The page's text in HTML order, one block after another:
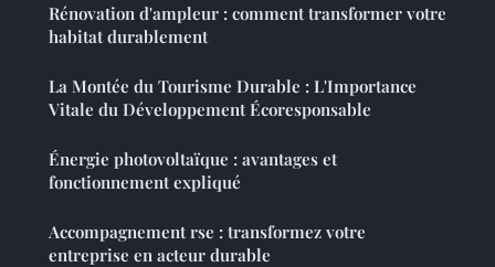
Rénovation d'ampleur : comment transformer votre
habitat durablement
La Montée du Tourisme Durable : L'Importance
Vitale du Développement Écoresponsable
Énergie photovoltaïque : avantages et
fonctionnement expliqué
Accompagnement rse : transformez votre
entreprise en acteur durable